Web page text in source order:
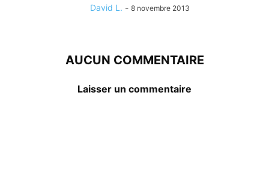
David L. - 8 novembre 2013
AUCUN COMMENTAIRE
Laisser un commentaire